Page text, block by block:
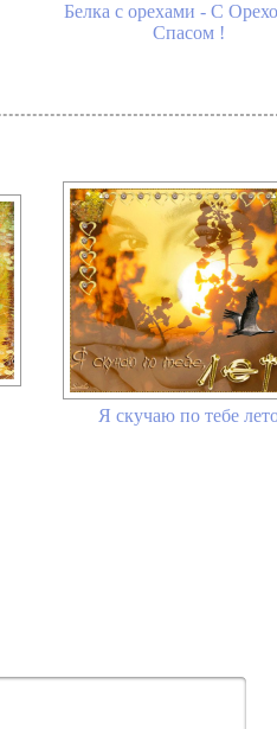
Белка с орехами - С
Спасом !
Я скучаю по тебе